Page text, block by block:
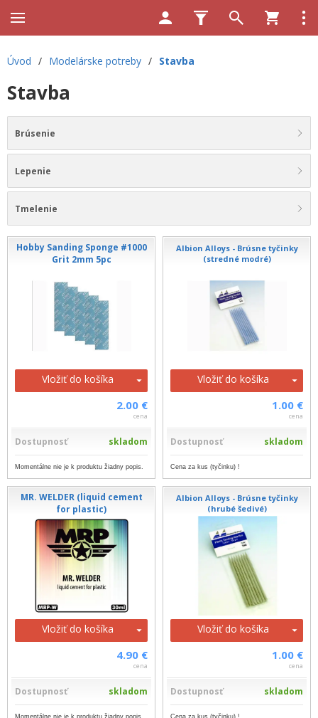
Úvod / Modelárske potreby / Stavba
Stavba
Brúsenie
Lepenie
Tmelenie
Hobby Sanding Sponge #1000
Grit 2mm 5pc
Vložiť do košíka
2.00 €
cena
Dostupnosť skladom
Momentálne nie je k produktu žiadny popis.
Albion Alloys - Brúsne tyčinky
(stredné modré)
Vložiť do košíka
1.00 €
cena
Dostupnosť skladom
Cena za kus (tyčinku) !
MR. WELDER (liquid cement
for plastic)
Vložiť do košíka
4.90 €
cena
Dostupnosť skladom
Momentálne nie je k produktu žiadny popis.
Albion Alloys - Brúsne tyčinky
(hrubé šedivé)
Vložiť do košíka
1.00 €
cena
Dostupnosť skladom
Cena za kus (tyčinku) !